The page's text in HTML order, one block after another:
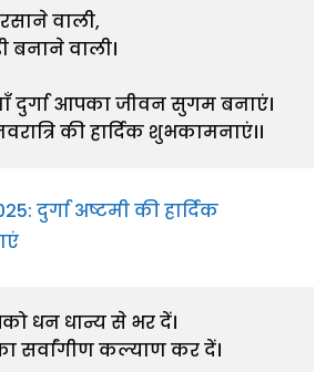
वाली,
बनाने वाली।
दुर्गा आपका जीवन सुगम बनाएं।
की हार्दिक शुभकामनाएं।।
दुर्गा अष्टमी की हार्दिक
धन धान्य से भर दें।
सर्वांगीण कल्याण कर दें।